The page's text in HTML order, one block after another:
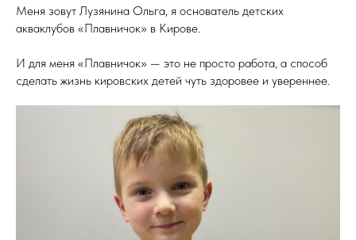
Меня зовут Лузянина Ольга, я основатель детских
акваклубов «Плавничок» в Кирове.
И для меня «Плавничок» — это не просто работа, а способ
сделать жизнь кировских детей чуть здоровее и увереннее.